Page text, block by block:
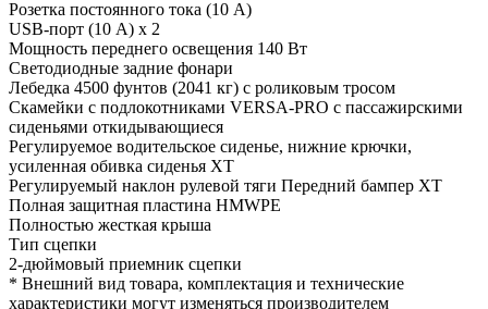
Розетка постоянного тока (10 А)
USB-порт (10 А) x 2
Мощность переднего освещения 140 Вт
Светодиодные задние фонари
Лебедка 4500 фунтов (2041 кг) с роликовым тросом
Скамейки с подлокотниками VERSA-PRO с пассажирскими
сиденьями откидывающиеся
Регулируемое водительское сиденье, нижние крючки,
усиленная обивка сиденья XT
Регулируемый наклон рулевой тяги Передний бампер XT
Полная защитная пластина HMWPE
Полностью жесткая крыша
Тип сцепки
2-дюймовый приемник сцепки
* Внешний вид товара, комплектация и технические
характеристики могут изменяться производителем